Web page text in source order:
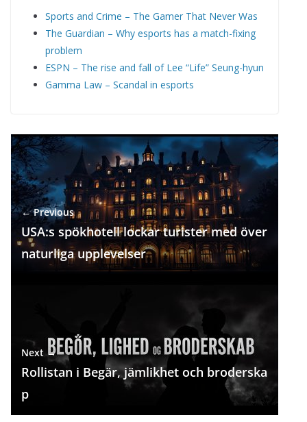
Sports and Crime – The Gamer That Never Was
The Guardian – Why esports has a match-fixing
problem
ESPN – The rise and fall of Lee “Life” Seung-hyun
Gamma Law – Scandal in esports
← Previous
USA:s spökhotell lockar turister med över
naturliga upplevelser
Next →
Rollistan i Begär, jämlikhet och broderska
p